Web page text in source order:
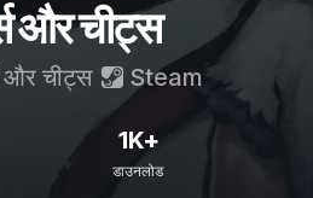
और चीट्स
और चीट्स Steam
1K+
डाउनलोड